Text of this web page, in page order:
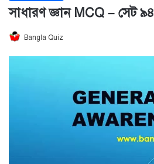
সাধারণ জ্ঞান MCQ – সেট ৯৪
Bangla Quiz